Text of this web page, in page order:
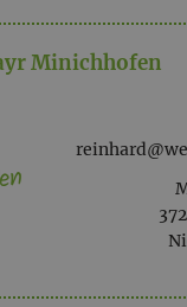
Minichhofen